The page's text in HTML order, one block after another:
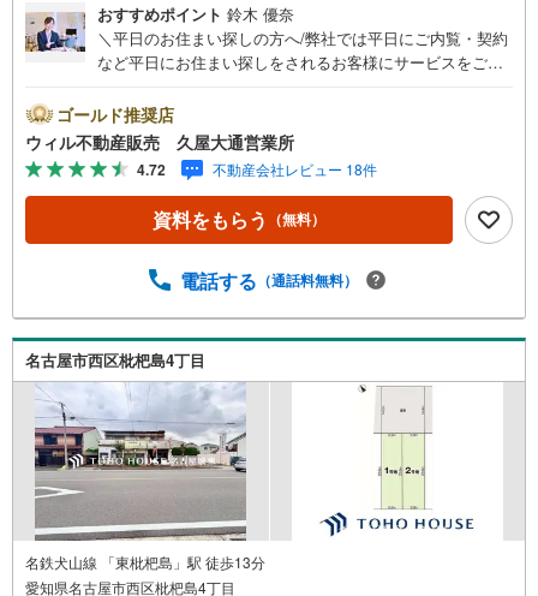
おすすめポイント 鈴木 優奈
＼平日のお住まい探しの方へ/弊社では平日にご内覧・契約
など平日にお住まい探しをされるお客様にサービスをご用
時まで”毎日”営業しています。事前にご予約頂きましたら営
業時間外でのご内覧もご対応いたします。＼本物件の他に
も気になる物件がある方へ/不動産業者間で不動産情報が共
有されているので、名古屋市全域や、その他隣接エリアで
もご内覧が可能です！ 【ウィル不動産販売 久屋大通営業
所】◎地下鉄東山線「栄」駅7A出口から徒歩1分、名城線
ズスペースあり◎営業時間 10:00～19:00（定休日無し） 上
軽にご連絡下さい！現地を見学される場合は「室内・現地
を見学する（無料）」ボタンよりご希望の日時をご記入い
ただけますとスムーズにご案内が可能です。
ゴールド推奨店
ウィル不動産販売 久屋大通営業所
4.72 不動産会社レビュー 18件
資料をもらう （無料）
電話する （通話料無料）
名古屋市西区枇杷島4丁目
名鉄犬山線 「東枇杷島」駅 徒歩13分
愛知県名古屋市西区枇杷島4丁目